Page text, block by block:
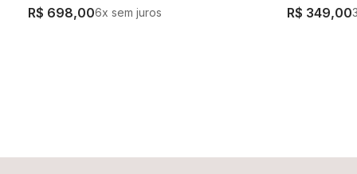
R$ 698,006x sem juros
R$ 349,00